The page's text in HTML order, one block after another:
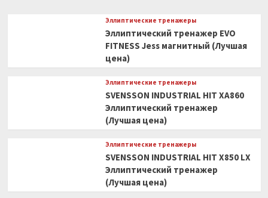
Эллиптические тренажеры
Эллиптический тренажер EVO
FITNESS Jess магнитный (Лучшая
цена)
Эллиптические тренажеры
SVENSSON INDUSTRIAL HIT XA860
Эллиптический тренажер
(Лучшая цена)
Эллиптические тренажеры
SVENSSON INDUSTRIAL HIT X850 LX
Эллиптический тренажер
(Лучшая цена)